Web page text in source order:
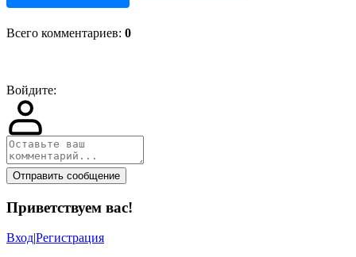
Всего комментариев: 0
Войдите:
Отправить сообщение
Приветствуем вас!
Вход|Регистрация